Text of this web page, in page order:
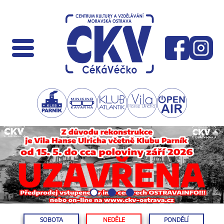
SOBOTA NEDĚLE PONDĚLÍ